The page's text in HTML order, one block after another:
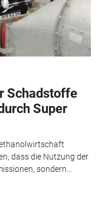
Schadstoffe
Super
dass die Nutzung der
sondern...